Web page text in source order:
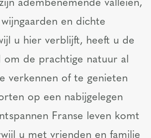
adembenemende valleien,
en dichte
u hier verblijft, heeft u de
om de prachtige natuur al
verkennen of te genieten
op een nabijgelegen
Franse leven komt
u met vrienden en familie